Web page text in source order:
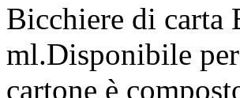
Bicchiere di carta
ml.Disponibile
cartone è